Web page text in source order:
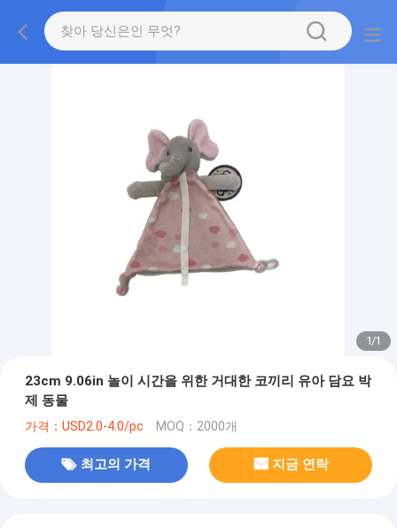
1/1
23cm 9.06in 놀이 시간을 위한 거대한 코끼리 유아 담요 박
제 동물
가격：USD2.0-4.0/pc MOQ：2000개
최고의 가격 지금 연락